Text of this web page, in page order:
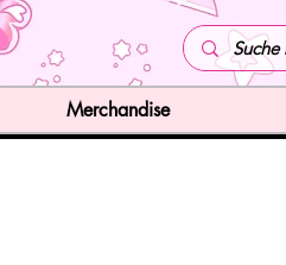
Merchandise